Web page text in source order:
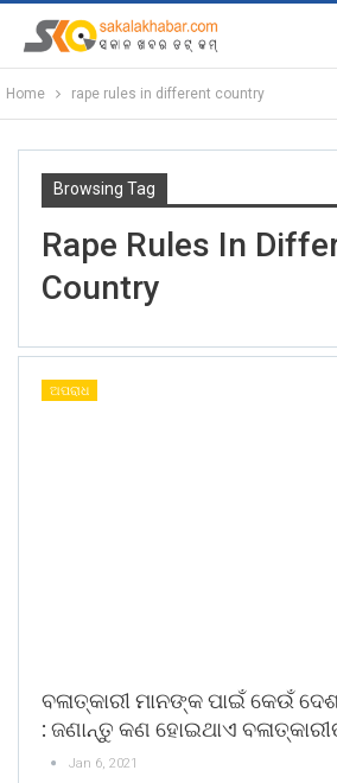
Home rape rules in different country
Browsing Tag
Rape Rules In
Country
ଅପରାଧ
ବଳାତ୍କାରୀ ମାନଙ୍କ ପାଇଁ କେଉଁ
: ଜଣାନ୍ତୁ କଣ ହୋଇଥାଏ
Jan 6, 2021